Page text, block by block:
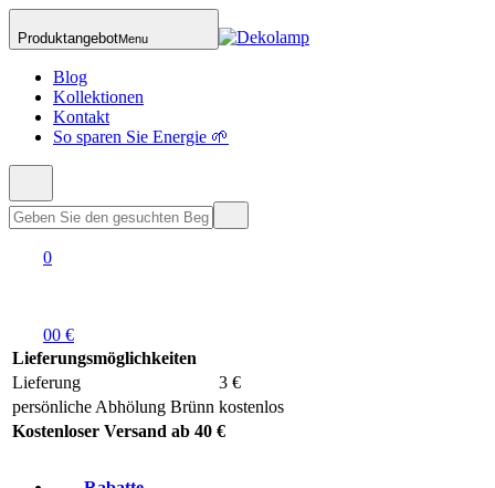
ProduktangebotMenu
Blog
Kollektionen
Kontakt
So sparen Sie Energie 🌱
0
00 €
Lieferungsmöglichkeiten
Lieferung
3 €
persönliche Abhölung Brünn kostenlos
Kostenloser Versand ab 40 €